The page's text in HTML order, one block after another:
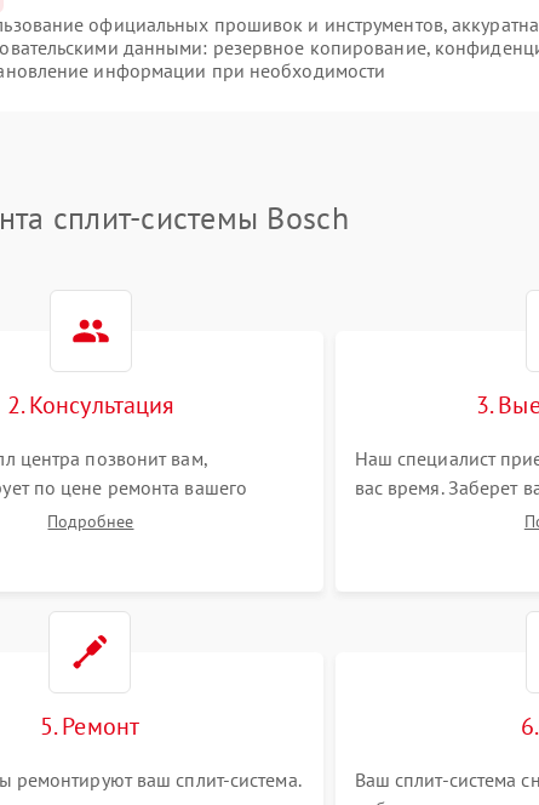
официальных прошивок и инструментов,
данными: резервное копирование,
информации при необходимости
сплит-системы Bosch
2. Консультация
центра позвонит вам,
по цене ремонта вашего
а также ответит на все ваши
Подробнее
3.
Наш специалист
вас время. Заберет
привезет на склад
5. Ремонт
ремонтируют ваш сплит-система.
Ваш сплит-система